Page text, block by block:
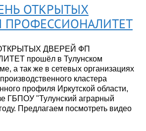
ОТКРЫТЫХ
ПРОФЕССИОНАЛИТЕТ
ДВЕРЕЙ ФП
прошёл в Тулунском
а так же в сетевых организациях
кластера
профиля Иркутской области,
ГБПОУ "Тулунский аграрный
Предлагаем посмотреть видео